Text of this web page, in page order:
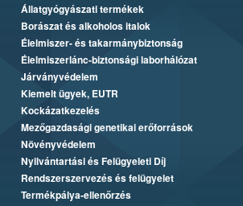
Állatgyógyászati termékek
Borászat és alkoholos italok
Élelmiszer- és takarmánybiztonság
Élelmiszerlánc-biztonsági laborhálózat
Járványvédelem
Kiemelt ügyek, EUTR
Kockázatkezelés
Mezőgazdasági genetikai erőforrások
Növényvédelem
Nyilvántartási és Felügyeleti Díj
Rendszerszervezés és felügyelet
Termékpálya-ellenőrzés